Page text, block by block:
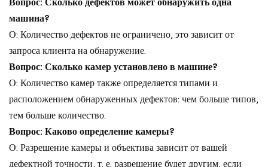
машина?
О: Количество дефектов не ограничено, это зависит от
запроса клиента на обнаружение.
Вопрос: Сколько камер установлено в машине?
О: Количество камер также определяется типами и
расположением обнаруженных дефектов: чем больше типов,
тем больше количество.
Вопрос: Каково определение камеры?
О: Разрешение камеры и объектива зависит от вашей
дефектной точности, т. е. разрешение будет другим, если